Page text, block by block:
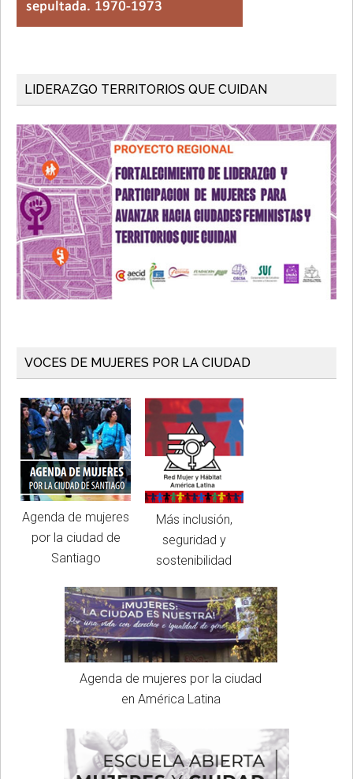
LIDERAZGO TERRITORIOS QUE CUIDAN
VOCES DE MUJERES POR LA CIUDAD
Agenda de mujeres
por la ciudad de
Santiago
Más inclusión,
seguridad y
sostenibilidad
Agenda de mujeres por la ciudad
en América Latina